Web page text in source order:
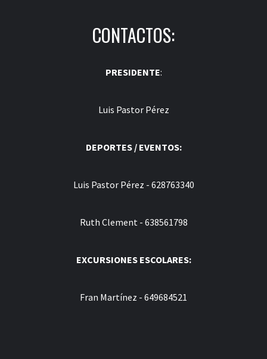
CONTACTOS:
PRESIDENTE:
Luis Pastor Pérez
DEPORTES / EVENTOS:
Luis Pastor Pérez - 628763340
Ruth Clement - 638561798
EXCURSIONES ESCOLARES:
Fran Martínez - 649684521